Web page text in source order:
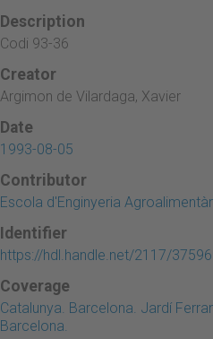
Description
Codi 93-36
Creator
Argimon de Vilardaga, Xavier
Date
1993-08-05
Contributor
Escola d'Enginyeria
Identifier
https://hdl.handle.net/2117/
Coverage
Catalunya. Barcelona. Jardí
Barcelona.